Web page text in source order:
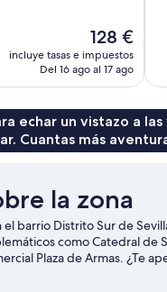
El
precio
actual
128 €
128 €
incluye tasas e impuestos
Del 16 ago al 17 ago
echar un vistazo a
Cuantas más
la zona
el barrio Distrito Sur de
como Catedral de
Plaza de Armas. ¿Te
Intenta sacar tiempo para